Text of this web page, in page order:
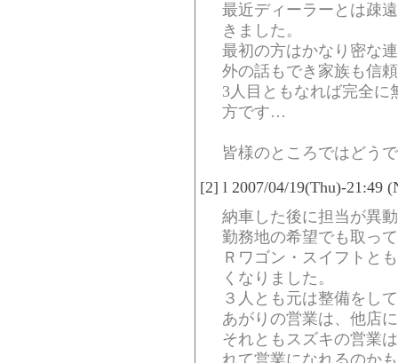
最近ディーラーとは疎
きました。
最初の方はかなり密な
外の話もでき家族も信
3人目ともなれば完全に
方です…
皆様のところではどう
[2] l 2007/04/19(Thu)-21:49
納車した後に担当が異
勤務地の希望でも取っ
Ｒワゴン・スイフトと
くなりました。
３人とも元は整備をし
あがりの営業は、他店
それともスズキの営業